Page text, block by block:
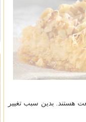
هستند. بدین سبب تغییر